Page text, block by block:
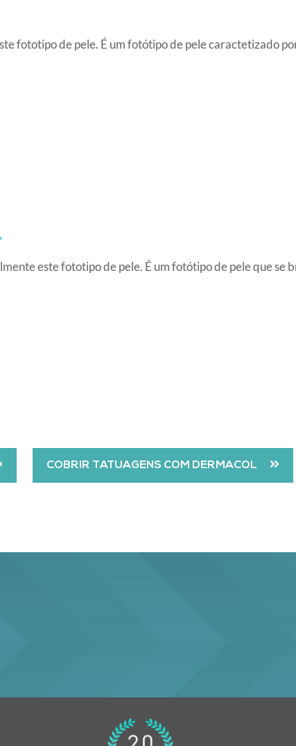
fototipo de pele. É um fotótipo de pele caractetizado
este fototipo de pele. É um fotótipo de pele que
COBRIR TATUAGENS COM DERMACOL